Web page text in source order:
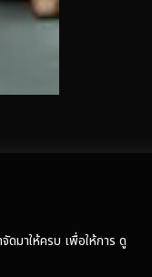
มาให้ครบ เพื่อให้การ ดู